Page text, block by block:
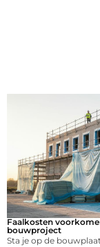
Faalkosten
bouwproject
Sta je op de